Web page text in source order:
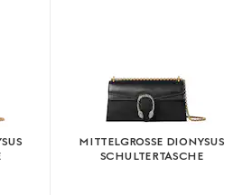
S
MITTELGROSSE DIONYSUS S
CHULTERTASCHE